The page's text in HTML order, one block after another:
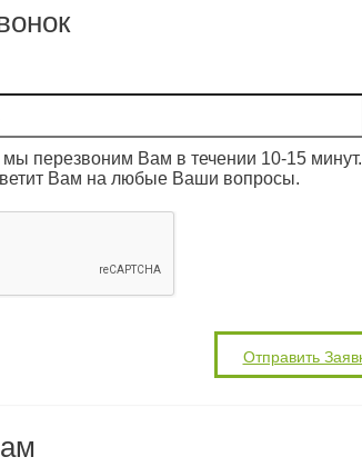
перезвоним Вам в течении 10-15 минут.
Вам на любые Ваши вопросы.